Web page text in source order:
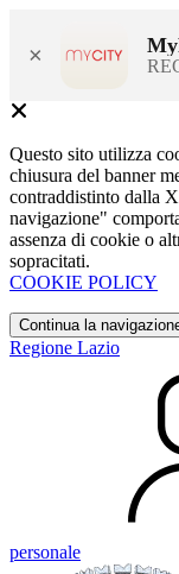
×
Questo sito utilizza
chiusura del banner
contraddistinto dalla
navigazione"
assenza di cookie o
sopracitati.
COOKIE POLICY
Continua la
Regione Lazio
personale